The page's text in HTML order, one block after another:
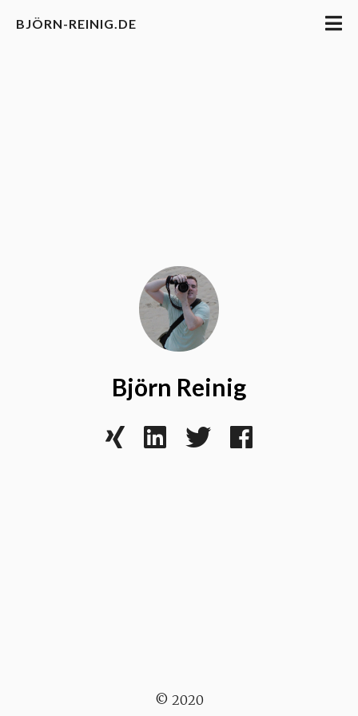
BJÖRN-REINIG.DE
Björn Reinig
© 2020